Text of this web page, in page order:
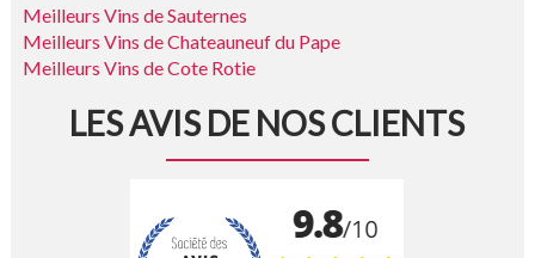
Meilleurs Vins de Sauternes
Meilleurs Vins de Chateauneuf du Pape
Meilleurs Vins de Cote Rotie
LES AVIS DE NOS CLIENTS